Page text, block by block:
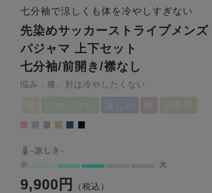
七分袖で涼しくも体を冷やしすぎない
先染めサッカーストライプメンズ
パジャマ 上下セット
七分袖/前開き/襟なし
悩み：膝、肘は冷やしたくない
涼しい
9,900円 （税込）